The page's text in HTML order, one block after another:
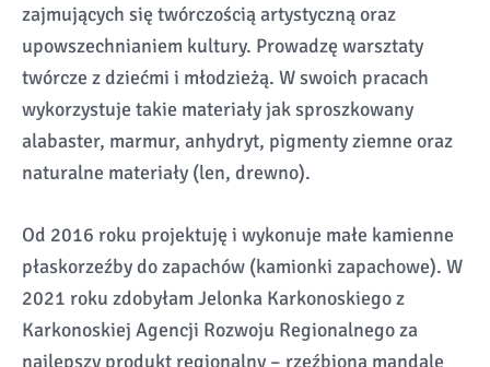
zajmujących się twórczością artystyczną oraz
upowszechnianiem kultury. Prowadzę warsztaty
twórcze z dziećmi i młodzieżą. W swoich pracach
wykorzystuje takie materiały jak sproszkowany
alabaster, marmur, anhydryt, pigmenty ziemne oraz
naturalne materiały (len, drewno).
Od 2016 roku projektuję i wykonuje małe kamienne
płaskorzeźby do zapachów (kamionki zapachowe). W
2021 roku zdobyłam Jelonka Karkonoskiego z
Karkonoskiej Agencji Rozwoju Regionalnego za
najlepszy produkt regionalny – rzeźbioną mandalę